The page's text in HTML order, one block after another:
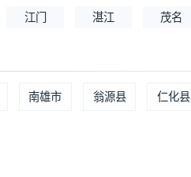
江门 湛江 茂名
南雄市 翁源县 仁化县